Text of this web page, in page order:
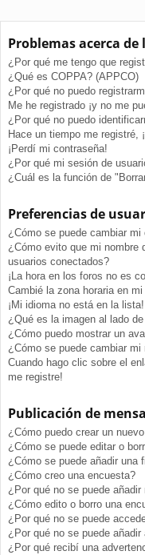
Problemas acerca
¿Por qué me tengo que
¿Qué es COPPA? (APPCO)
¿Por qué no puedo
Me he registrado ¡y no me
¿Por qué no puedo
Hace un tiempo me registré,
¡Perdí mi contraseña!
¿Por qué mi sesión de
¿Cuál es la función de
Preferencias de
¿Cómo se puede cambiar mi
¿Cómo evito que mi nombre
usuarios conectados?
¡La hora en los foros no es
Cambié la zona horaria en
¡Mi idioma no está en la lista!
¿Qué es la imagen al lado
¿Cómo puedo mostrar un
¿Cómo se puede cambiar mi
Cuando hago clic sobre el
me registre!
Publicación de
¿Cómo puedo crear un
¿Cómo se puede editar o
¿Cómo se puede añadir una
¿Cómo creo una encuesta?
¿Por qué no se puede
¿Cómo edito o borro una
¿Por qué no se puede
¿Por qué no se puede
¿Por qué recibí una